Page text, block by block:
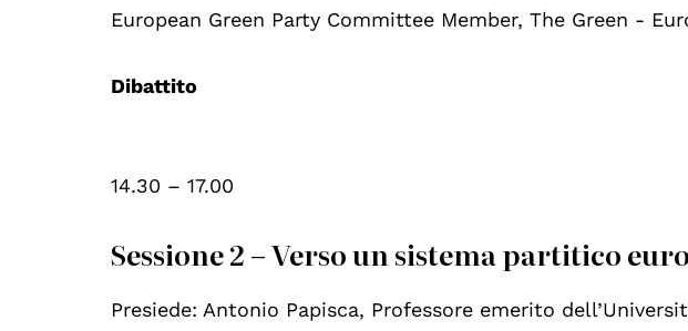
European Green Party Committee Member, The Green -
Dibattito
14.30 – 17.00
Sessione 2 – Verso un sistema partitico
Presiede: Antonio Papisca, Professore emerito